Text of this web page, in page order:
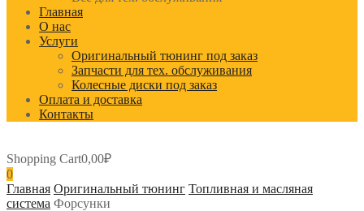
Главная
О нас
Услуги
Оригинальный тюнинг под заказ
Запчасти для тех. обслуживания
Колесные диски под заказ
Оплата и доставка
Контакты
Shopping Cart0,00₽
0
Главная Оригинальный тюнинг Топливная и масляная
система Форсунки